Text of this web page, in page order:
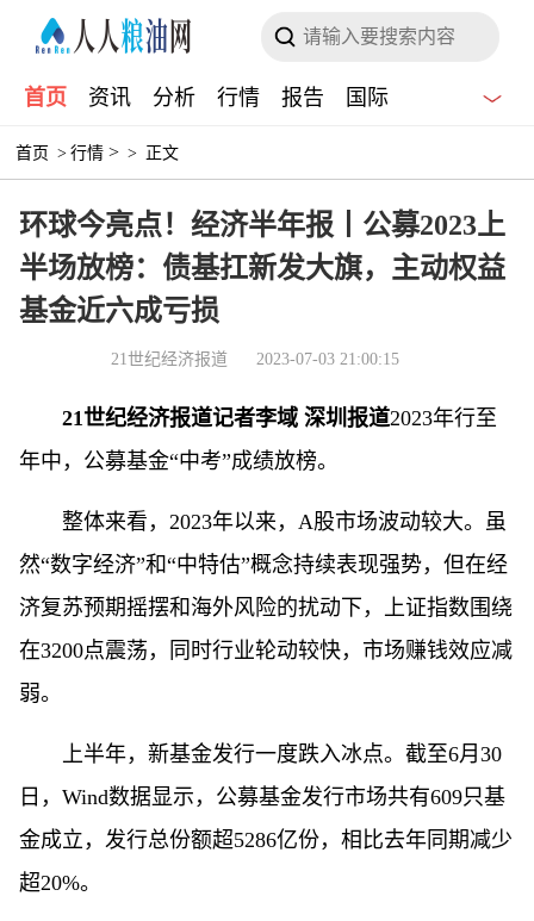
首页 资讯 分析 行情 报告 国际
首页 > 行情 > > 正文
环球今亮点！经济半年报丨公募2023上
半场放榜：债基扛新发大旗，主动权益
基金近六成亏损
21世纪经济报道 2023-07-03 21:00:15
21世纪经济报道记者李域 深圳报道2023年行至
年中，公募基金“中考”成绩放榜。
整体来看，2023年以来，A股市场波动较大。虽
然“数字经济”和“中特估”概念持续表现强势，但在经
济复苏预期摇摆和海外风险的扰动下，上证指数围绕
在3200点震荡，同时行业轮动较快，市场赚钱效应减
弱。
上半年，新基金发行一度跌入冰点。截至6月30
日，Wind数据显示，公募基金发行市场共有609只基
金成立，发行总份额超5286亿份，相比去年同期减少
超20%。